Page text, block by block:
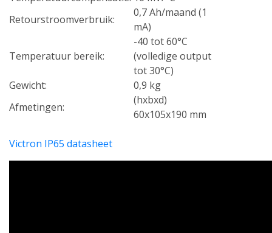
Retourstroomverbruik:
0,7 Ah/maand (1
mA)
Temperatuur bereik:
-40 tot 60°C
(volledige output
tot 30°C)
Gewicht:
0,9 kg
Afmetingen:
(hxbxd)
60x105x190 mm
Victron IP65 datasheet